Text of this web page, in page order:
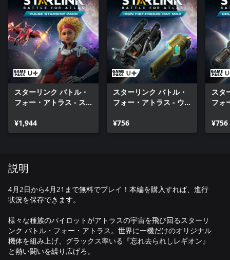
スターリンク バトル・
フォー・アトラス - ス
ルス
¥1,944
スターリンク バトル・
フォー・アトラス - ウ
ンフィスト & フリーズ
レイMk. 2
¥756
スタ
フォ
シャ
Mk.
¥756
説明
4月2日から4月21まで無料でプレイ！本編を購入すれば、進行
状況を保存できます。
様々な種族のパイロットがアトラスの宇宙を飛び回るスターリ
ンク バトル・フォー・アトラス。世界に一機だけのオリジナル
機体を組み上げ、グラックス率いる『忘れ去られしレギオン』
と熱い闘いを繰り広げろ。